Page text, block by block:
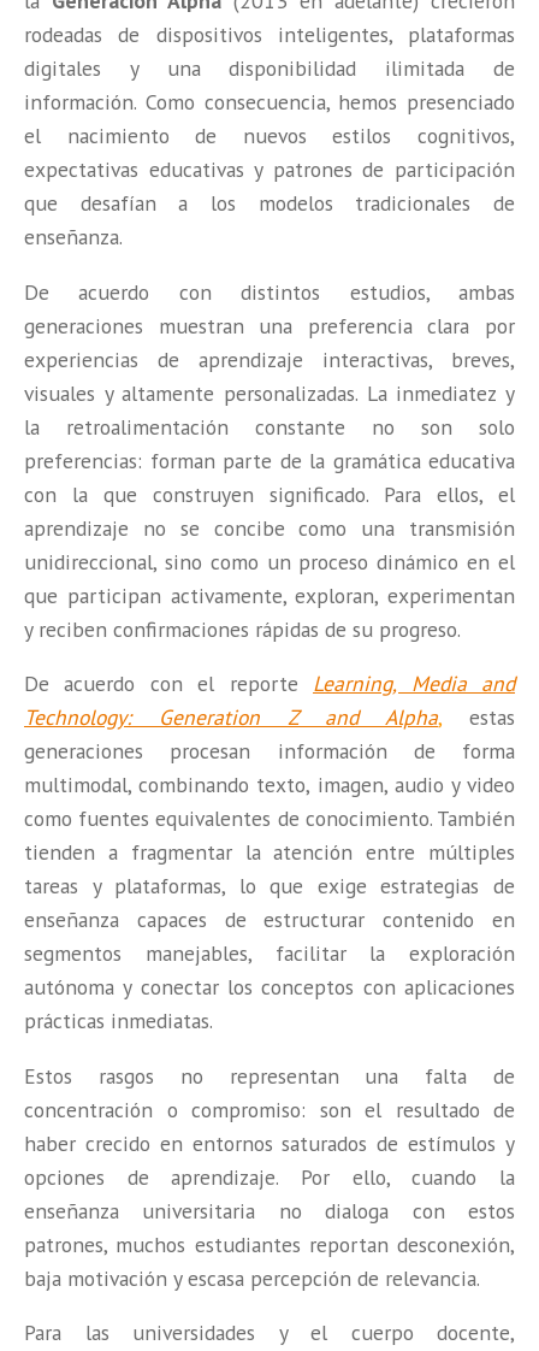
rodeadas de dispositivos inteligentes, plataformas
digitales y una disponibilidad ilimitada de
información. Como consecuencia, hemos presenciado
el nacimiento de nuevos estilos cognitivos,
expectativas educativas y patrones de participación
que desafían a los modelos tradicionales de
enseñanza.
De acuerdo con distintos estudios, ambas
generaciones muestran una preferencia clara por
experiencias de aprendizaje interactivas, breves,
visuales y altamente personalizadas. La inmediatez y
la retroalimentación constante no son solo
preferencias: forman parte de la gramática educativa
con la que construyen significado. Para ellos, el
aprendizaje no se concibe como una transmisión
unidireccional, sino como un proceso dinámico en el
que participan activamente, exploran, experimentan
y reciben confirmaciones rápidas de su progreso.
De acuerdo con el reporte Learning, Media and
Technology: Generation Z and Alpha, estas
generaciones procesan información de forma
multimodal, combinando texto, imagen, audio y video
como fuentes equivalentes de conocimiento. También
tienden a fragmentar la atención entre múltiples
tareas y plataformas, lo que exige estrategias de
enseñanza capaces de estructurar contenido en
segmentos manejables, facilitar la exploración
autónoma y conectar los conceptos con aplicaciones
prácticas inmediatas.
Estos rasgos no representan una falta de
concentración o compromiso: son el resultado de
haber crecido en entornos saturados de estímulos y
opciones de aprendizaje. Por ello, cuando la
enseñanza universitaria no dialoga con estos
patrones, muchos estudiantes reportan desconexión,
baja motivación y escasa percepción de relevancia.
Para las universidades y el cuerpo docente,